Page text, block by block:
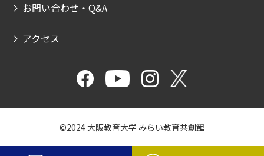
お問い合わせ・Q&A
アクセス
©2024 大阪教育大学 みらい教育共創館